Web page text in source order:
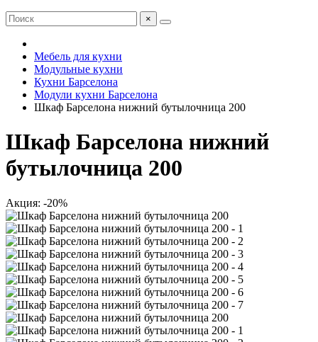
×
Мебель для кухни
Модульные кухни
Кухни Барселона
Модули кухни Барселона
Шкаф Барселона нижний бутылочница 200
Шкаф Барселона нижний
бутылочница 200
Акция: -20%